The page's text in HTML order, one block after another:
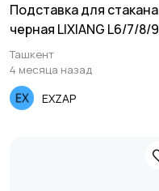
Подставка для стакана
черная LIXIANG L6/7/8/9
X01SBTB (пластмас)
Ташкент
4 месяца назад
EXZAP